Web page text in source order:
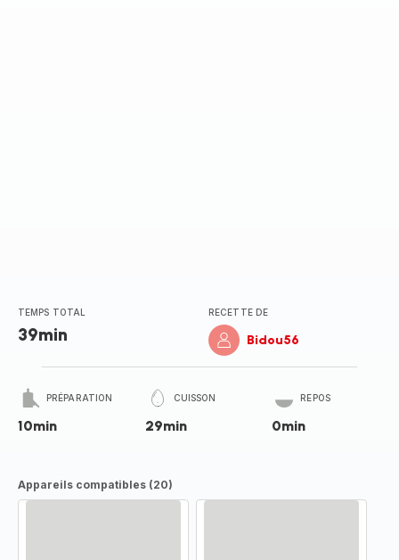
TEMPS TOTAL
39min
RECETTE DE
Bidou56
PRÉPARATION
10min
CUISSON
29min
REPOS
0min
Appareils compatibles (20)